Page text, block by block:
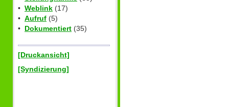
• Weblink (17)
• Aufruf (5)
• Dokumentiert (35)
[Druckansicht]
[Syndizierung]